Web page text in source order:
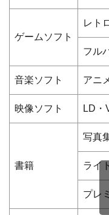
ゲームソフト
レト
フル
音楽ソフト アニ
映像ソフト LD・
書籍
写真
ライ
プレ